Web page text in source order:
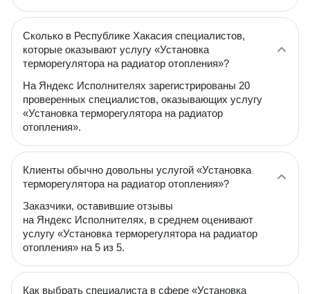
Сколько в Республике Хакасия специалистов,
которые оказывают услугу «Установка
терморегулятора на радиатор отопления»?
На Яндекс Исполнителях зарегистрированы 20
проверенных специалистов, оказывающих услугу
«Установка терморегулятора на радиатор
отопления».
Клиенты обычно довольны услугой «Установка
терморегулятора на радиатор отопления»?
Заказчики, оставившие отзывы
на Яндекс Исполнителях, в среднем оценивают
услугу «Установка терморегулятора на радиатор
отопления» на 5 из 5.
Как выбрать специалиста в сфере «Установка